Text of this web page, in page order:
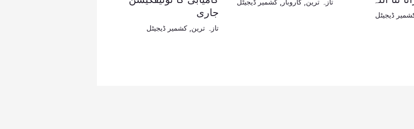
ڈیجیٹل
تازہ ترین ,کاروبار ,کشمیر ڈیجیٹل
جاری
تازہ ترین کشمیر ڈیجیٹل